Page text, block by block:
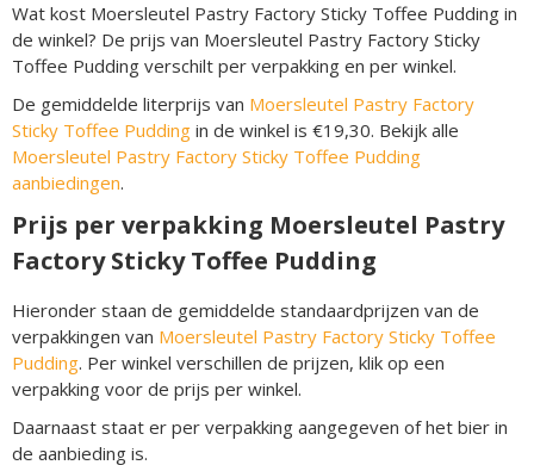
Wat kost Moersleutel Pastry Factory Sticky Toffee Pudding in
de winkel? De prijs van Moersleutel Pastry Factory Sticky
Toffee Pudding verschilt per verpakking en per winkel.
De gemiddelde literprijs van Moersleutel Pastry Factory
Sticky Toffee Pudding in de winkel is €19,30. Bekijk alle
Moersleutel Pastry Factory Sticky Toffee Pudding
aanbiedingen.
Prijs per verpakking Moersleutel Pastry
Factory Sticky Toffee Pudding
Hieronder staan de gemiddelde standaardprijzen van de
verpakkingen van Moersleutel Pastry Factory Sticky Toffee
Pudding. Per winkel verschillen de prijzen, klik op een
verpakking voor de prijs per winkel.
Daarnaast staat er per verpakking aangegeven of het bier in
de aanbieding is.